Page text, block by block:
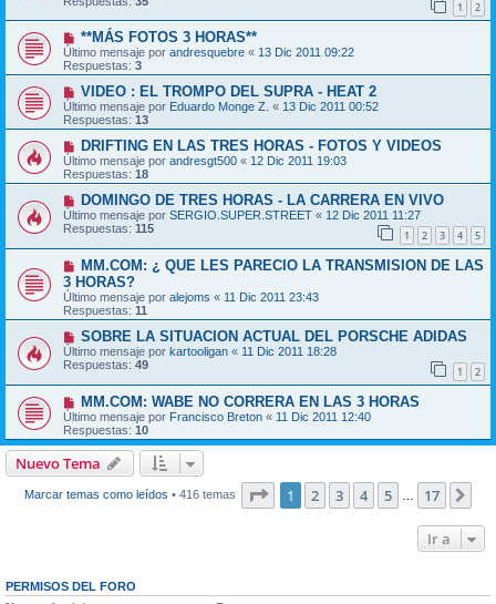
1 2
**MÁS FOTOS 3 HORAS**
Último mensaje por andresquebre « 13 Dic 2011 09:22
Respuestas: 3
VIDEO : EL TROMPO DEL SUPRA - HEAT 2
Último mensaje por Eduardo Monge Z. « 13 Dic 2011 00:52
Respuestas: 13
DRIFTING EN LAS TRES HORAS - FOTOS Y VIDEOS
Último mensaje por andresgt500 « 12 Dic 2011 19:03
Respuestas: 18
DOMINGO DE TRES HORAS - LA CARRERA EN VIVO
Último mensaje por SERGIO.SUPER.STREET « 12 Dic 2011 11:27
Respuestas: 115 1 2 3 4 5
MM.COM: ¿ QUE LES PARECIO LA TRANSMISION DE LAS
3 HORAS?
Último mensaje por alejoms « 11 Dic 2011 23:43
Respuestas: 11
SOBRE LA SITUACION ACTUAL DEL PORSCHE ADIDAS
Último mensaje por kartooligan « 11 Dic 2011 18:28
Respuestas: 49 1 2
MM.COM: WABE NO CORRERA EN LAS 3 HORAS
Último mensaje por Francisco Breton « 11 Dic 2011 12:40
Respuestas: 10
Nuevo Tema
Marcar temas como leídos • 416 temas Página de 17
1 2 3 4 5 17
Ir a
PERMISOS DEL FORO